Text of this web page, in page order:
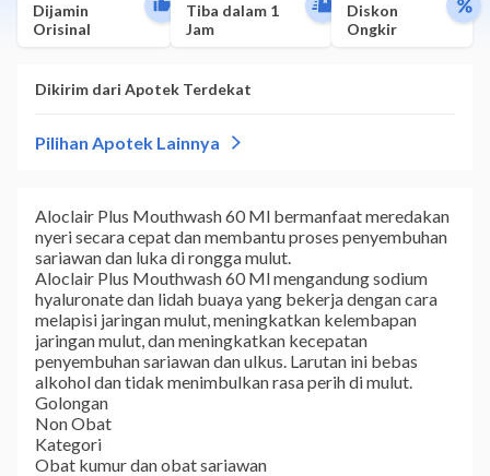
Dijamin
Orisinal
Tiba dalam 1
Jam
Diskon
Ongkir
Aloclair Plus Mouthwash 60 Ml bermanfaat meredakan
nyeri secara cepat dan membantu proses penyembuhan
sariawan dan luka di rongga mulut.
Aloclair Plus Mouthwash 60 Ml mengandung sodium
hyaluronate dan lidah buaya yang bekerja dengan cara
melapisi jaringan mulut, meningkatkan kelembapan
jaringan mulut, dan meningkatkan kecepatan
penyembuhan sariawan dan ulkus. Larutan ini bebas
alkohol dan tidak menimbulkan rasa perih di mulut.
Golongan
Non Obat
Kategori
Obat kumur dan obat sariawan